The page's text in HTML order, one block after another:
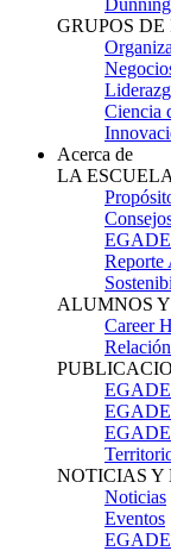
GRUPOS
Ciencia
Acerca de
LA ESCUELA
ALUMNOS
Career
EGADE
EGADE
NOTICIAS Y
Noticias
Eventos